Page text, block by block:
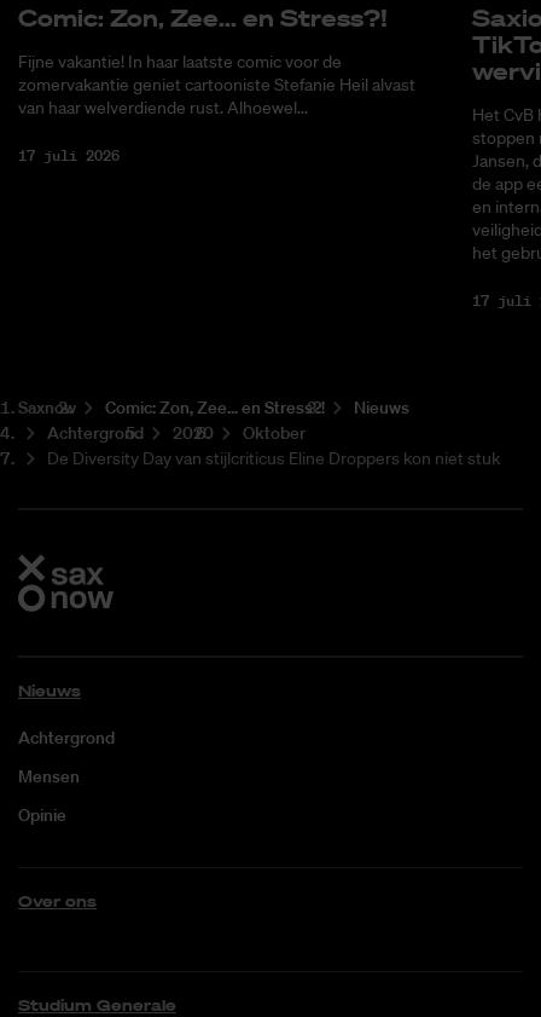
Co­mic: Zon, Zee... en Stress?!
Fijne vakantie! In haar laatste comic voor de
zomervakantie geniet cartooniste Stefanie Heil alvast
van haar welverdiende rust. Alhoewel...
17 juli 2026
Het CvB
stoppen
Jansen,
de app
en
het
17 juli
Saxnow Co­mic: Zon, Zee... en Stress?!
Nieuws
Achtergrond
2020
Oktober
De Diversity Day van stijlcriticus Eline Droppers kon niet stuk
Nieuws
Achtergrond
Mensen
Opinie
Over ons
Studium Generale